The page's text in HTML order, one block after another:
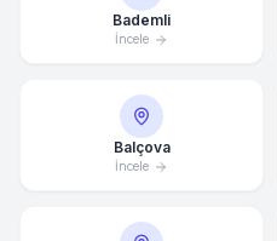
Bademli
İncele
Balçova
İncele